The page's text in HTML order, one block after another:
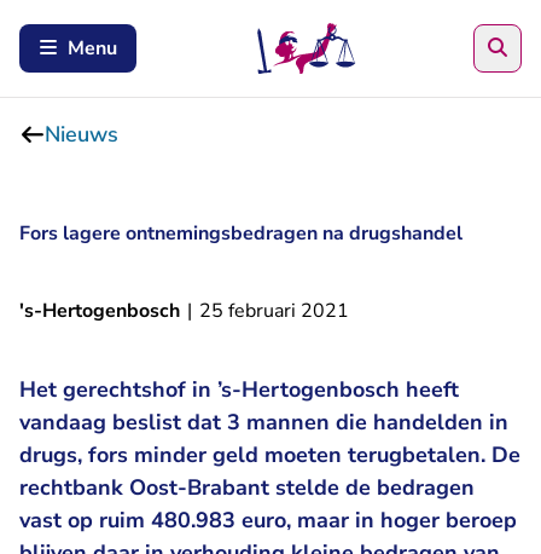
Menu
Nieuws
Fors lagere ontnemingsbedragen na drugshandel
's-Hertogenbosch | 25 februari 2021
Het gerechtshof in ’s-Hertogenbosch heeft
vandaag beslist dat 3 mannen die handelden in
drugs, fors minder geld moeten terugbetalen. De
rechtbank Oost-Brabant stelde de bedragen
vast op ruim 480.983 euro, maar in hoger beroep